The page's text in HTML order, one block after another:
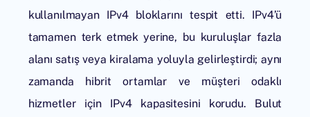
kullanılmayan IPv4 bloklarını tespit etti. IPv4’ü
tamamen terk etmek yerine, bu kuruluşlar fazla
alanı satış veya kiralama yoluyla gelirleştirdi; aynı
zamanda hibrit ortamlar ve müşteri odaklı
hizmetler için IPv4 kapasitesini korudu. Bulut